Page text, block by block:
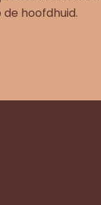
hoofdhuid.